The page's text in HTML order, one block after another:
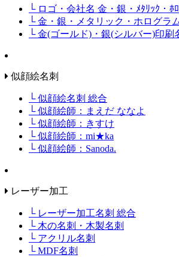
└ ロゴ・会社名 金・銀・ﾒﾀﾘｯｸ・ﾎ
└ 金・銀・メタリック・ホログラ
└ 金(ゴールド)・銀(シルバー)印刷
似顔絵名刺
└ 似顔絵名刺 総合
└ 似顔絵師：まえだ ななよ
└ 似顔絵師：きすけ
└ 似顔絵師：mi★ka
└ 似顔絵師：Sanoda.
レーザー加工
└ レーザー加工名刺 総合
└ 木の名刺・木製名刺
└ アクリル名刺
└ MDF名刺